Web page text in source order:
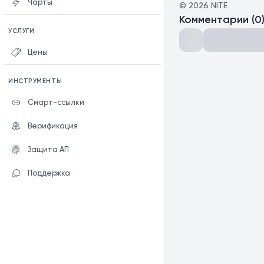
Чарты
УСЛУГИ
Цены
ИНСТРУМЕНТЫ
Смарт-ссылки
Верификация
Защита АП
Поддержка
© 2026 NITE
Комментарии (0)